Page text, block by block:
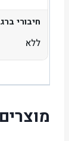
חיבורי
ללא